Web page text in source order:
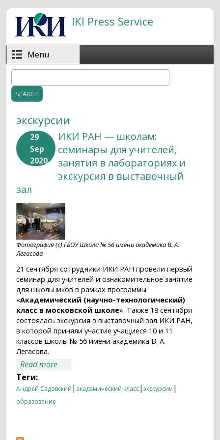
Skip to main content
IKI Press Service
Menu
Search form
экскурсии
29
Sep
2020
ИКИ РАН — школам:
семинары для учителей,
занятия в лабораториях и
экскурсия в выставочный
зал
Фотография (с) ГБОУ Школа № 56 имени академика В. А.
Легасова
21 сентября сотрудники ИКИ РАН провели первый
семинар для учителей и ознакомительное занятие
для школьников в рамках программы
«Академический (научно-технологический)
класс в московской школе». Также 18 сентября
состоялась экскурсия в выставочный зал ИКИ РАН,
в которой приняли участие учащиеся 10 и 11
классов школы № 56 имени академика В. А.
Легасова.
Read more
экскурсия в выставочный зал
Теги:
Андрей Садовский | академический класс|экскурсии |
образование